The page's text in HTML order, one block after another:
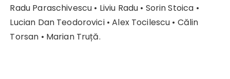
Radu Paraschivescu • Liviu Radu • Sorin Stoica •
Lucian Dan Teodorovici • Alex Tocilescu • Călin
Torsan • Marian Truță.